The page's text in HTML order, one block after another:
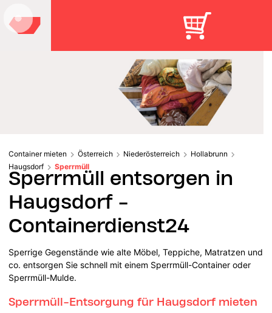
Container mieten Österreich Niederösterreich
Hollabrunn
Haugsdorf
Sperrmüll
Sperrmüll entsorgen in
Haugsdorf -
Containerdienst24
Sperrige Gegenstände wie alte Möbel, Teppiche, Matratzen und
co. entsorgen Sie schnell mit einem Sperrmüll-Container oder
Sperrmüll-Mulde.
Sperrmüll-Entsorgung für Haugsdorf mieten